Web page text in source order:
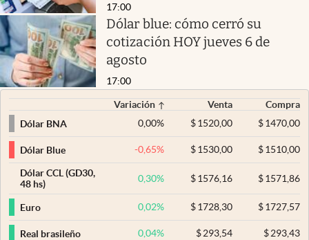
17:00
Dólar blue: cómo cerró su
cotización HOY jueves 6 de
agosto
17:00
Variación Venta
Compra
Dólar BNA
0,00% $ 1520,00 $1470,00
Dólar Blue -0,65% $ 1530,00 $1510,00
Dólar CCL (GD30,
48 hs)
0,30% $ 1576,16 $1571,86
Euro 0,02% $ 1728,30 $1727,57
Real brasileño 0,04% $293,54 $293,43